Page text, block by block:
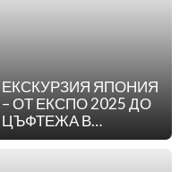
ЕКСКУРЗИЯ ЯПОНИЯ
– ОТ ЕКСПО 2025 ДО
ЦЪФТЕЖА В
ХИРОСАКИ - 21.04